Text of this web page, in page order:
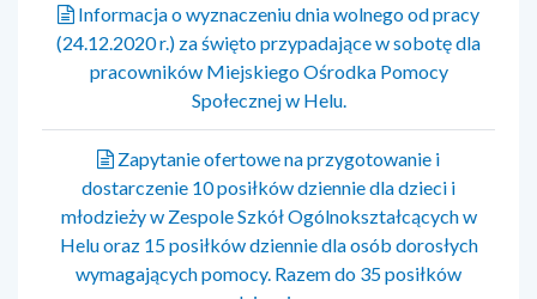
Informacja o wyznaczeniu dnia wolnego od pracy
(24.12.2020 r.) za święto przypadające w sobotę dla
pracowników Miejskiego Ośrodka Pomocy
Społecznej w Helu.
Zapytanie ofertowe na przygotowanie i
dostarczenie 10 posiłków dziennie dla dzieci i
młodzieży w Zespole Szkół Ogólnokształcących w
Helu oraz 15 posiłków dziennie dla osób dorosłych
wymagających pomocy. Razem do 35 posiłków